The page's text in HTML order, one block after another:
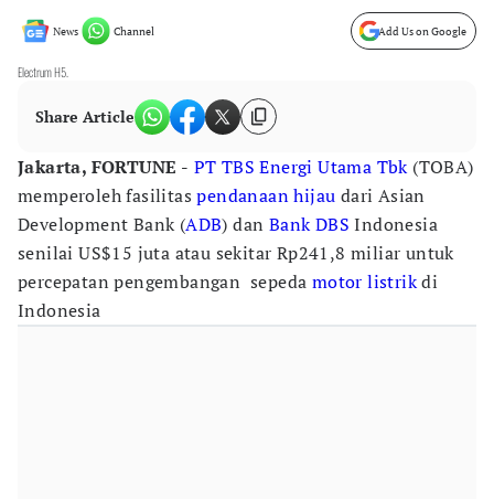
News Channel Add Us on Google
Electrum H5.
Share Article
Jakarta, FORTUNE - PT TBS Energi Utama Tbk(TOBA)
memperoleh fasilitaspendanaan hijau dari Asian
Development Bank (ADB) dan Bank DBS Indonesia
senilai US$15 juta atau sekitar Rp241,8 miliar untuk
percepatan pengembangan sepeda motor listrikdi
Indonesia